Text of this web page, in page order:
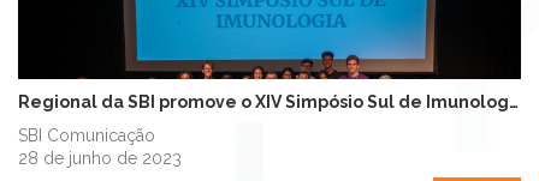
Regional da SBI promove o XIV Simpósio Sul de Imunologia (SSI)
SBI Comunicação
28 de junho de 2023